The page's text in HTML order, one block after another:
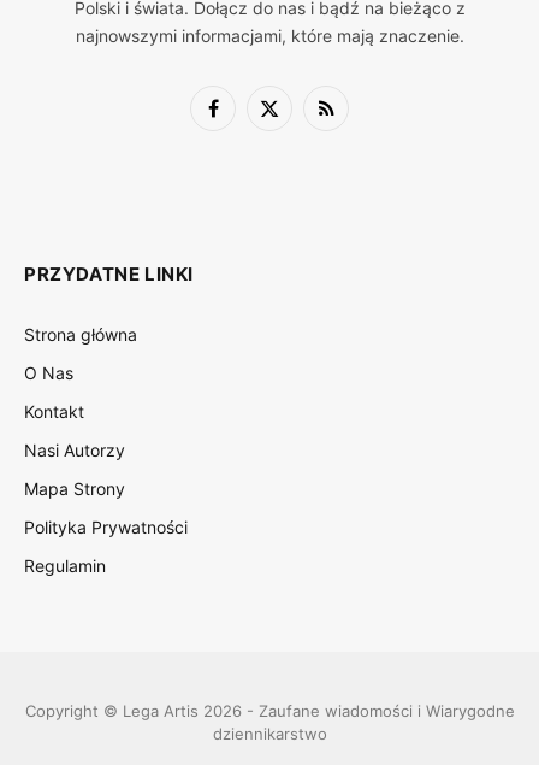
Polski i świata. Dołącz do nas i bądź na bieżąco z
najnowszymi informacjami, które mają znaczenie.
Facebook
X
RSS
PRZYDATNE LINKI
Strona główna
O Nas
Kontakt
Nasi Autorzy
Mapa Strony
Polityka Prywatności
Regulamin
Copyright © Lega Artis 2026 - Zaufane wiadomości i Wiarygodne
dziennikarstwo